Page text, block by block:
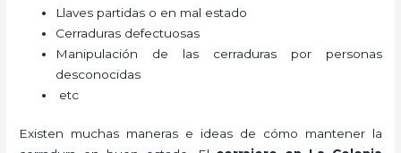
Llaves partidas o en mal estado
Cerraduras defectuosas
Manipulación de las cerraduras por personas
desconocidas
etc
Existen muchas maneras e ideas de cómo mantener la